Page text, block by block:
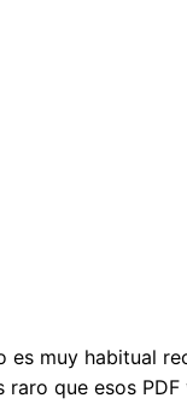
es muy habitual
que esos